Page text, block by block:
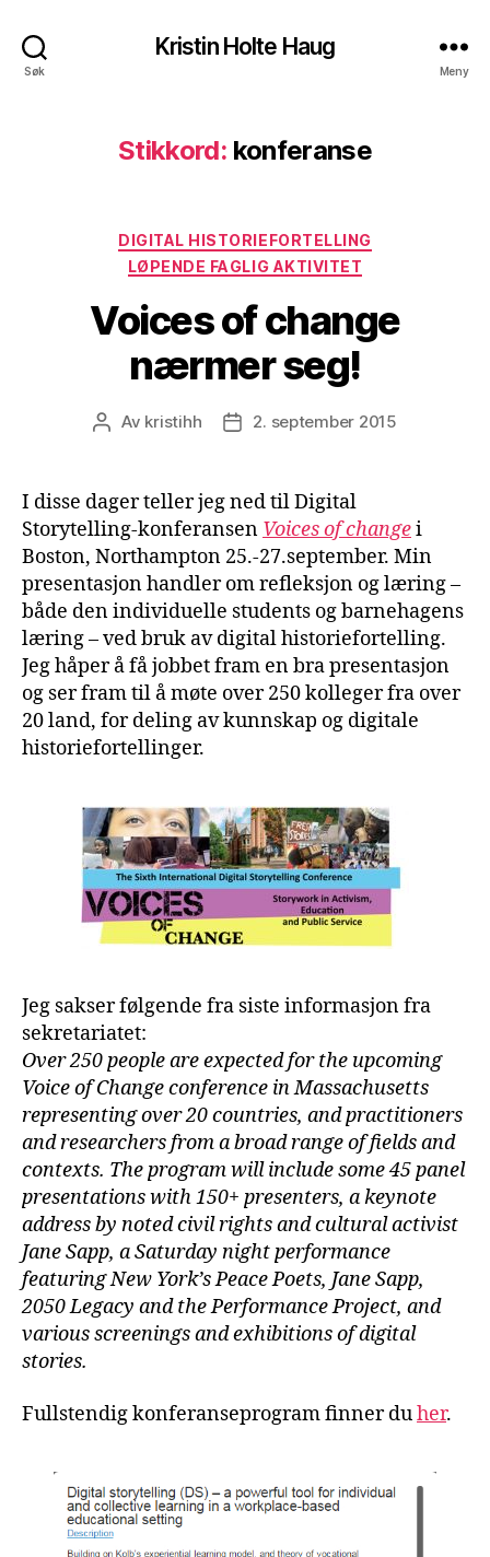
Søk
Kristin Holte Haug
Meny
Stikkord: konferanse
Kategorier
DIGITAL HISTORIEFORTELLING
LØPENDE FAGLIG AKTIVITET
Voices of change
nærmer seg!
Innleggsforfatter
Av kristihh Publiseringsdato
2. september 2015
I disse dager teller jeg ned til Digital
Storytelling-konferansen Voices of changei
Boston, Northampton 25.-27.september. Min
presentasjon handler om refleksjon og læring –
både den individuelle students og barnehagens
læring – ved bruk av digital historiefortelling.
Jeg håper å få jobbet fram en bra presentasjon
og ser fram til å møte over 250 kolleger fra over
20 land, for deling av kunnskap og digitale
historiefortellinger.
Jeg sakser følgende fra siste informasjon fra
sekretariatet:
Over 250 people are expected for the upcoming
Voice of Change conference in Massachusetts
representing over 20 countries, and practitioners
and researchers from a broad range of fields and
contexts. The program will include some 45 panel
presentations with 150+ presenters, a keynote
address by noted civil rights and cultural activist
Jane Sapp, a Saturday night performance
featuring New York’s Peace Poets, Jane Sapp,
2050 Legacy and the Performance Project, and
various screenings and exhibitions of digital
stories.
Fullstendig konferanseprogram finner duher.